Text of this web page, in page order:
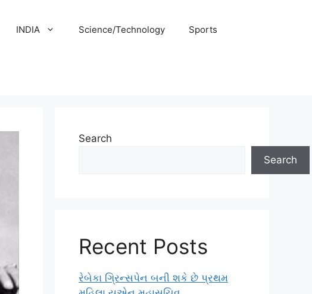
INDIA Science/Technology Sports
Search
Search
Recent Posts
રેબેકા ગ્રિન્સપેન બની શકે છે પ્રથમ